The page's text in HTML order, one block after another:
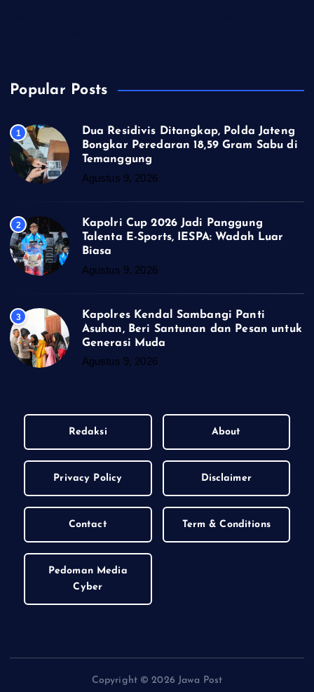
Popular Posts
1
Dua Residivis Ditangkap, Polda Jateng
Bongkar Peredaran 18,59 Gram Sabu di
Temanggung
Agustus 9, 2026
2
Kapolri Cup 2026 Jadi Panggung
Talenta E-Sports, IESPA: Wadah Luar
Biasa
Agustus 9, 2026
3
Kapolres Kendal Sambangi Panti
Asuhan, Beri Santunan dan Pesan untuk
Generasi Muda
Agustus 9, 2026
Redaksi About
Privacy Policy Disclaimer
Contact Term & Conditions
Pedoman Media
Cyber
Copyright © 2026 Jawa Post